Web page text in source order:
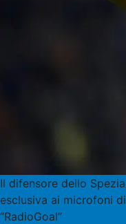
Il difensore dello
esclusiva ai microfoni
“RadioGoal”